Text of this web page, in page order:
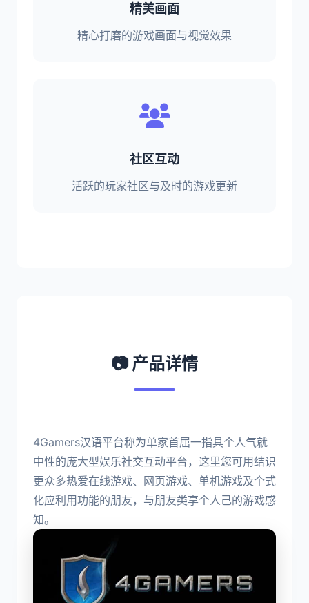
精美画面
精心打磨的游戏画面与视觉效果
社区互动
活跃的玩家社区与及时的游戏更新
📷 产品详情
4Gamers汉语平台称为单家首屈一指具个人气就
中性的庞大型娱乐社交互动平台，这里您可用结识
更众多热爱在线游戏、网页游戏、单机游戏及个式
化应利用功能的朋友，与朋友类享个人己的游戏感
知。